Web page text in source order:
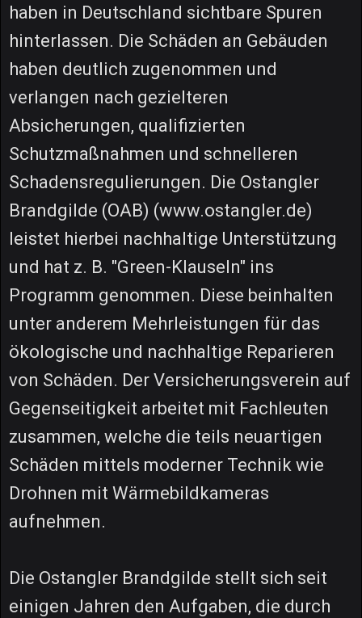
haben in Deutschland sichtbare Spuren
hinterlassen. Die Schäden an Gebäuden
haben deutlich zugenommen und
verlangen nach gezielteren
Absicherungen, qualifizierten
Schutzmaßnahmen und schnelleren
Schadensregulierungen. Die Ostangler
Brandgilde (OAB) (www.ostangler.de)
leistet hierbei nachhaltige Unterstützung
und hat z. B. "Green-Klauseln" ins
Programm genommen. Diese beinhalten
unter anderem Mehrleistungen für das
ökologische und nachhaltige Reparieren
von Schäden. Der Versicherungsverein auf
Gegenseitigkeit arbeitet mit Fachleuten
zusammen, welche die teils neuartigen
Schäden mittels moderner Technik wie
Drohnen mit Wärmebildkameras
aufnehmen.
Die Ostangler Brandgilde stellt sich seit
einigen Jahren den Aufgaben, die durch